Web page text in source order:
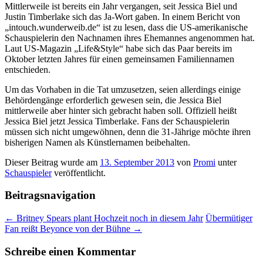
Mittlerweile ist bereits ein Jahr vergangen, seit Jessica Biel und
Justin Timberlake sich das Ja-Wort gaben. In einem Bericht von
„intouch.wunderweib.de“ ist zu lesen, dass die US-amerikanische
Schauspielerin den Nachnamen ihres Ehemannes angenommen hat.
Laut US-Magazin „Life&Style“ habe sich das Paar bereits im
Oktober letzten Jahres für einen gemeinsamen Familiennamen
entschieden.
Um das Vorhaben in die Tat umzusetzen, seien allerdings einige
Behördengänge erforderlich gewesen sein, die Jessica Biel
mittlerweile aber hinter sich gebracht haben soll. Offiziell heißt
Jessica Biel jetzt Jessica Timberlake. Fans der Schauspielerin
müssen sich nicht umgewöhnen, denn die 31-Jährige möchte ihren
bisherigen Namen als Künstlernamen beibehalten.
Dieser Beitrag wurde am 13. September 2013 von Promi unter
Schauspielerveröffentlicht.
Beitragsnavigation
← Britney Spears plant Hochzeit noch in diesem Jahr Übermütiger
Fan reißt Beyonce von der Bühne →
Schreibe einen Kommentar